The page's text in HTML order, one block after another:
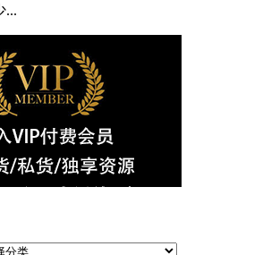
...